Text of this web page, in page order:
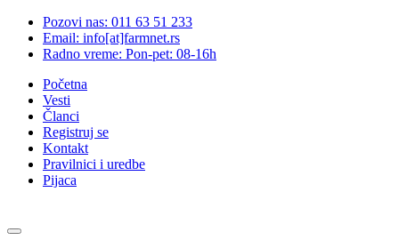
Pozovi nas: 011 63 51 233
Email: info[at]farmnet.rs
Radno vreme: Pon-pet: 08-16h
Početna
Vesti
Članci
Registruj se
Kontakt
Pravilnici i uredbe
Pijaca